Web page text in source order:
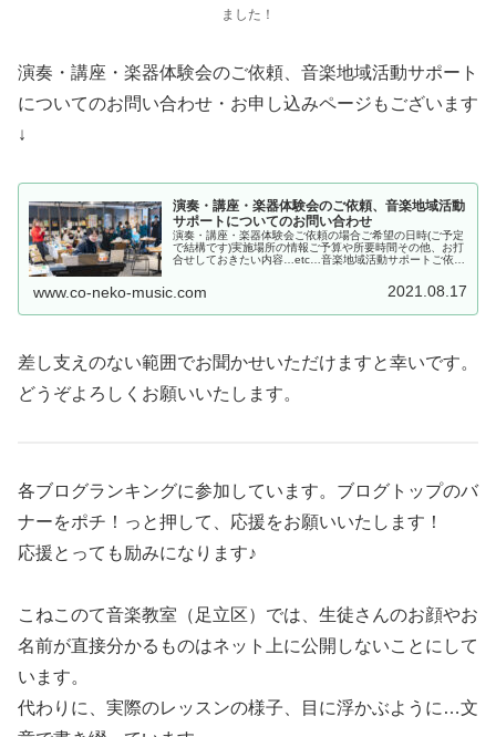
ました！
演奏・講座・楽器体験会のご依頼、音楽地域活動サポート
についてのお問い合わせ・お申し込みページもございます
↓
演奏・講座・楽器体験会のご依頼、音楽地域活動
サポートについてのお問い合わせ
演奏・講座・楽器体験会ご依頼の場合ご希望の日時(ご予定
で結構です)実施場所の情報ご予算や所要時間その他、お打
合せしておきたい内容…etc…音楽地域活動サポートご依頼
www.co-neko-music.com 2021.08.17
差し支えのない範囲でお聞かせいただけますと幸いです。
どうぞよろしくお願いいたします。
各ブログランキングに参加しています。ブログトップのバ
ナーをポチ！っと押して、応援をお願いいたします！
応援とっても励みになります♪
こねこのて音楽教室（足立区）では、生徒さんのお顔やお
名前が直接分かるものはネット上に公開しないことにして
います。
代わりに、実際のレッスンの様子、目に浮かぶように…文